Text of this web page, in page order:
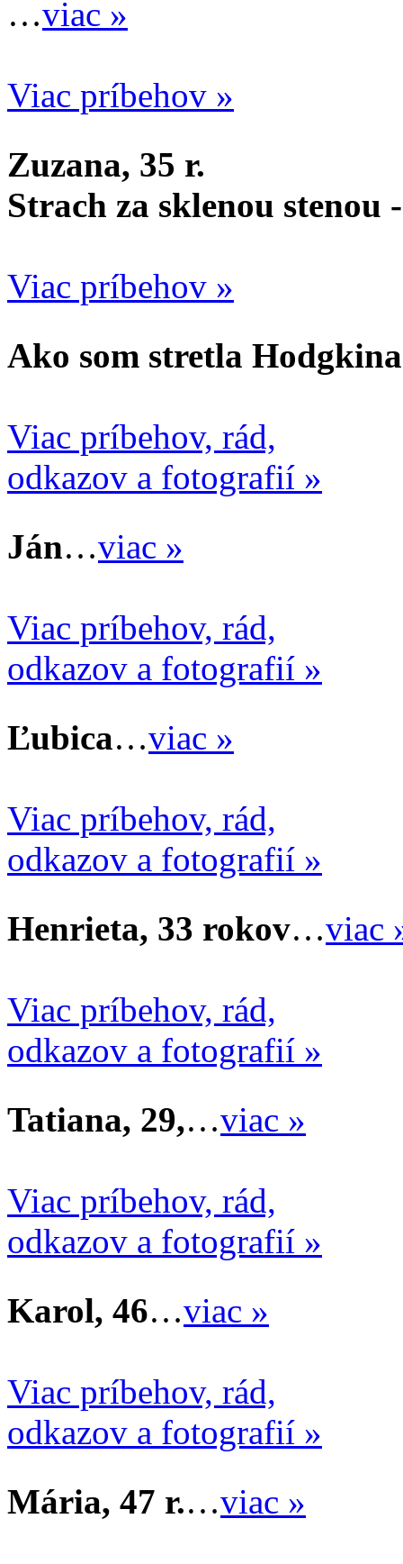
…viac »
Viac príbehov »
Zuzana, 35 r.
Strach za sklenou stenou
Viac príbehov »
Ako som stretla Hodgkina
Viac príbehov, rád,
odkazov a fotografií »
Ján…viac »
Viac príbehov, rád,
odkazov a fotografií »
Ľubica…viac »
Viac príbehov, rád,
odkazov a fotografií »
Henrieta, 33 rokov…viac
Viac príbehov, rád,
odkazov a fotografií »
Tatiana, 29,…viac »
Viac príbehov, rád,
odkazov a fotografií »
Karol, 46…viac »
Viac príbehov, rád,
odkazov a fotografií »
Mária, 47 r.…viac »